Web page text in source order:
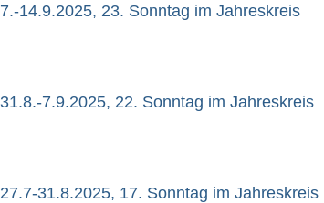
7.-14.9.2025, 23. Sonntag im Jahreskreis
31.8.-7.9.2025, 22. Sonntag im Jahreskreis
27.7-31.8.2025, 17. Sonntag im Jahreskreis